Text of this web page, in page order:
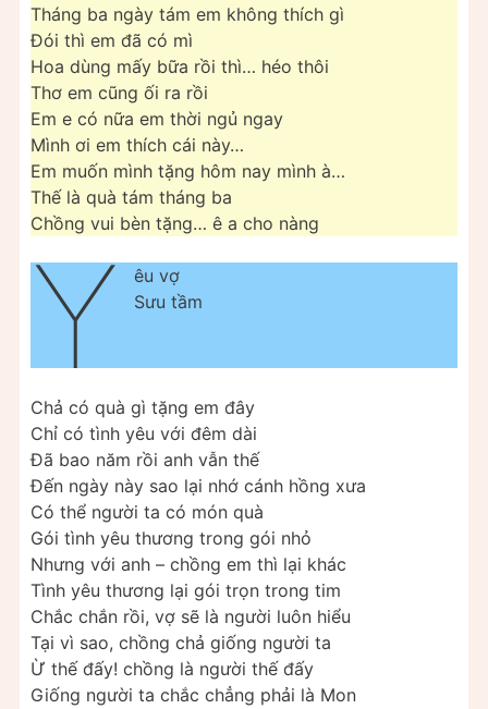
Tháng ba ngày tám em không thích gì
Đói thì em đã có mì
Hoa dùng mấy bữa rồi thì… héo thôi
Thơ em cũng ối ra rồi
Em e có nữa em thời ngủ ngay
Mình ơi em thích cái này…
Em muốn mình tặng hôm nay mình à…
Thế là quà tám tháng ba
Chồng vui bèn tặng… ê a cho nàng
Y
êu vợ
Sưu tầm
Chả có quà gì tặng em đây
Chỉ có tình yêu với đêm dài
Đã bao năm rồi anh vẫn thế
Đến ngày này sao lại nhớ cánh hồng xưa
Có thể người ta có món quà
Gói tình yêu thương trong gói nhỏ
Nhưng với anh – chồng em thì lại khác
Tình yêu thương lại gói trọn trong tim
Chắc chắn rồi, vợ sẽ là người luôn hiểu
Tại vì sao, chồng chả giống người ta
Ừ thế đấy! chồng là người thế đấy
Giống người ta chắc chẳng phải là Mon